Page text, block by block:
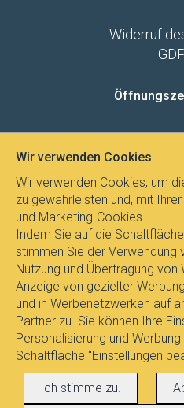
Widerruf
Alle Rechte
Wir verwenden Cookies
Wir verwenden Cookies, um
zu gewährleisten und, mit
und Marketing-Cookies.
Indem Sie auf die
stimmen Sie der Verwendung
Nutzung und Übertragung
Anzeige von gezielter
und in Werbenetzwerken auf
Partner zu. Sie können Ihre
Personalisierung und
Schaltfläche "Einstellungen
Ich stimme zu.